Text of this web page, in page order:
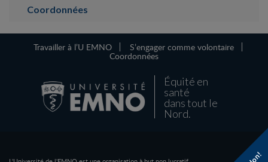
Coordonnées
Travailler à l’U EMNO S’engager comme volontaire
Coordonnées
Équité en
santé
dans tout le
Nord.